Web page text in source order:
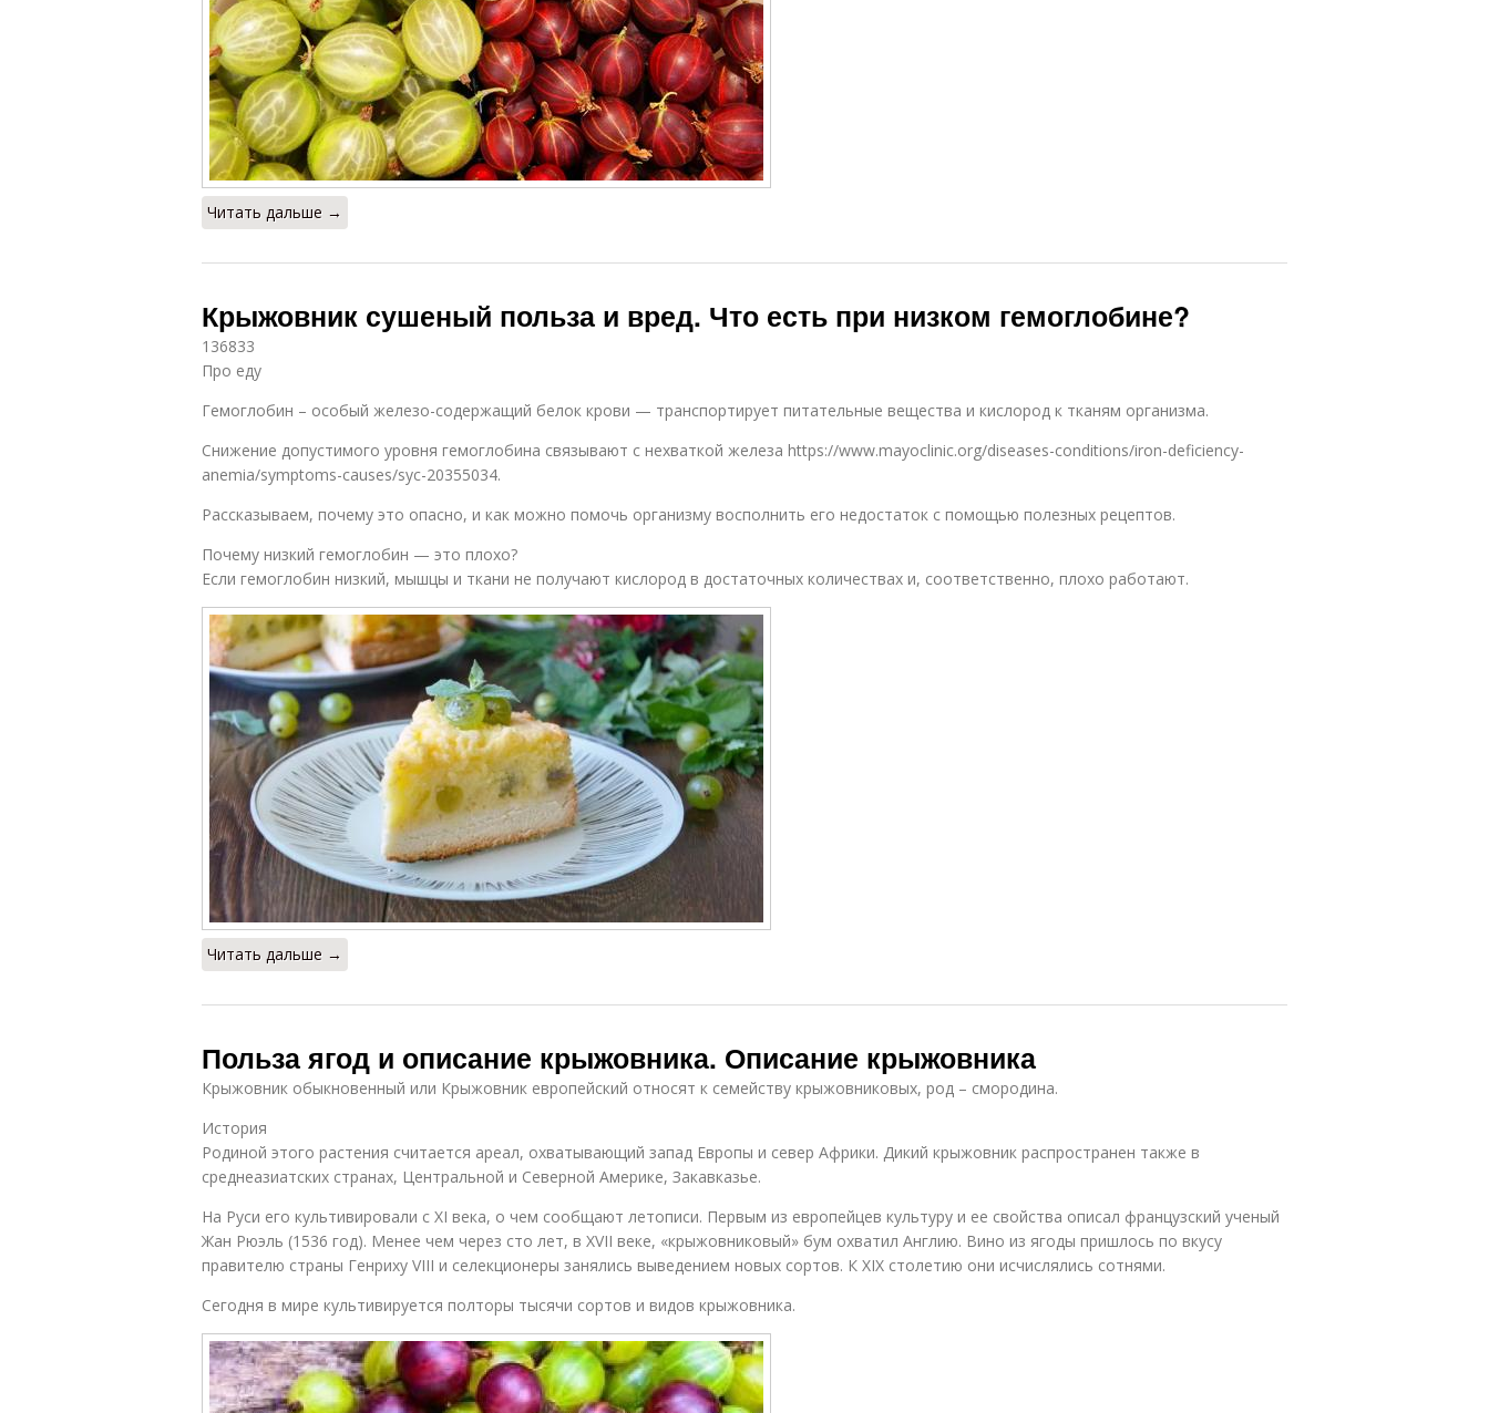
Читать дальше →
Крыжовник сушеный польза и вред. Что есть при низком гемоглобине?
136833
Про еду
Гемоглобин – особый железо-содержащий белок крови — транспортирует питательные вещества и кислород к тканям организма.
Снижение допустимого уровня гемоглобина связывают с нехваткой железа https://www.mayoclinic.org/diseases-conditions/iron-deficiency-
anemia/symptoms-causes/syc-20355034.
Рассказываем, почему это опасно, и как можно помочь организму восполнить его недостаток с помощью полезных рецептов.
Почему низкий гемоглобин — это плохо?
Если гемоглобин низкий, мышцы и ткани не получают кислород в достаточных количествах и, соответственно, плохо работают.
Читать дальше →
Польза ягод и описание крыжовника. Описание крыжовника
Крыжовник обыкновенный или Крыжовник европейский относят к семейству крыжовниковых, род – смородина.
История
Родиной этого растения считается ареал, охватывающий запад Европы и север Африки. Дикий крыжовник распространен также в
среднеазиатских странах, Центральной и Северной Америке, Закавказье.
На Руси его культивировали с XI века, о чем сообщают летописи. Первым из европейцев культуру и ее свойства описал французский ученый
Жан Рюэль (1536 год). Менее чем через сто лет, в XVII веке, «крыжовниковый» бум охватил Англию. Вино из ягоды пришлось по вкусу
правителю страны Генриху VIII и селекционеры занялись выведением новых сортов. К XIX столетию они исчислялись сотнями.
Сегодня в мире культивируется полторы тысячи сортов и видов крыжовника.